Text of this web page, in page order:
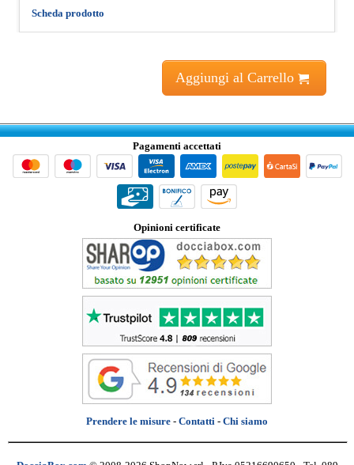
Scheda prodotto
Aggiungi al Carrello
Pagamenti accettati
Opinioni certificate
Prendere le misure - Contatti - Chi siamo